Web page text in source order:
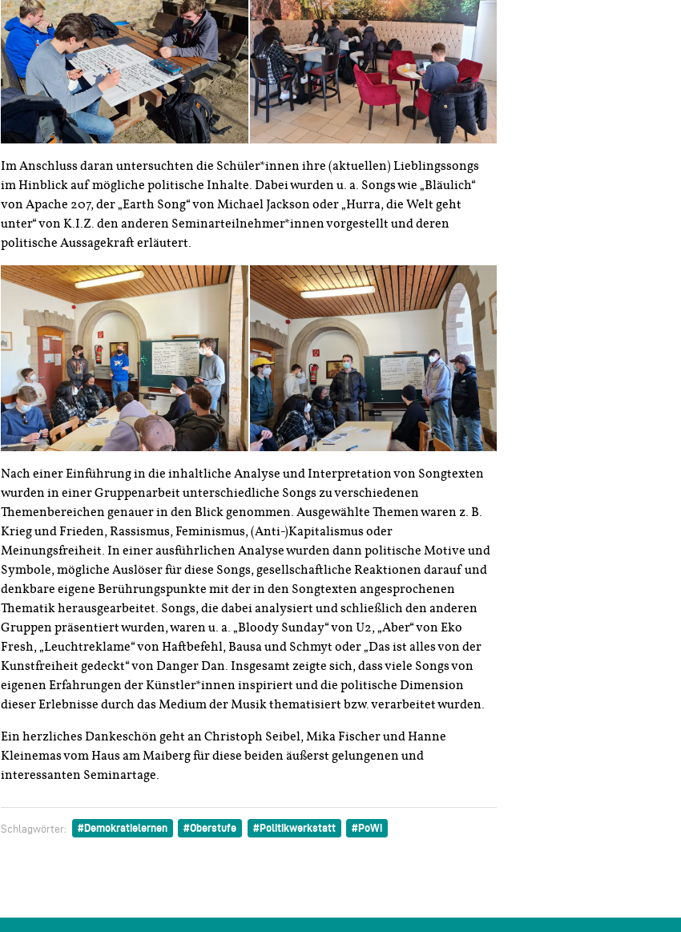
Im Anschluss daran untersuchten die Schüler*innen ihre (aktuellen) Lieblingssongs
im Hinblick auf mögliche politische Inhalte. Dabei wurden u. a. Songs wie „Bläulich“
von Apache 207, der „Earth Song“ von Michael Jackson oder „Hurra, die Welt geht
unter“ von K.I.Z. den anderen Seminarteilnehmer*innen vorgestellt und deren
politische Aussagekraft erläutert.
Nach einer Einführung in die inhaltliche Analyse und Interpretation von Songtexten
wurden in einer Gruppenarbeit unterschiedliche Songs zu verschiedenen
Themenbereichen genauer in den Blick genommen. Ausgewählte Themen waren z. B.
Krieg und Frieden, Rassismus, Feminismus, (Anti-)Kapitalismus oder
Meinungsfreiheit. In einer ausführlichen Analyse wurden dann politische Motive und
Symbole, mögliche Auslöser für diese Songs, gesellschaftliche Reaktionen darauf und
denkbare eigene Berührungspunkte mit der in den Songtexten angesprochenen
Thematik herausgearbeitet. Songs, die dabei analysiert und schließlich den anderen
Gruppen präsentiert wurden, waren u. a. „Bloody Sunday“ von U2, „Aber“ von Eko
Fresh, „Leuchtreklame“ von Haftbefehl, Bausa und Schmyt oder „Das ist alles von der
Kunstfreiheit gedeckt“ von Danger Dan. Insgesamt zeigte sich, dass viele Songs von
eigenen Erfahrungen der Künstler*innen inspiriert und die politische Dimension
dieser Erlebnisse durch das Medium der Musik thematisiert bzw. verarbeitet wurden.
Ein herzliches Dankeschön geht an Christoph Seibel, Mika Fischer und Hanne
Kleinemas vom Haus am Maiberg für diese beiden äußerst gelungenen und
interessanten Seminartage.
Schlagwörter: Demokratielernen Oberstufe Politikwerkstatt PoWi